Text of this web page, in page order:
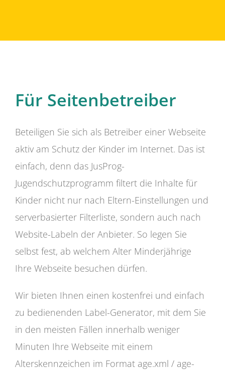
Für Seitenbetreiber
Beteiligen Sie sich als Betreiber einer Webseite
aktiv am Schutz der Kinder im Internet. Das ist
einfach, denn das JusProg-
Jugendschutzprogramm filtert die Inhalte für
Kinder nicht nur nach Eltern-Einstellungen und
serverbasierter Filterliste, sondern auch nach
Website-Labeln der Anbieter. So legen Sie
selbst fest, ab welchem Alter Minderjährige
Ihre Webseite besuchen dürfen.
Wir bieten Ihnen einen kostenfrei und einfach
zu bedienenden Label-Generator, mit dem Sie
in den meisten Fällen innerhalb weniger
Minuten Ihre Webseite mit einem
Alterskennzeichen im Format age.xml / age-